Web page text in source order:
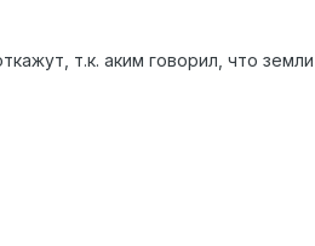
т.к. аким говорил, что